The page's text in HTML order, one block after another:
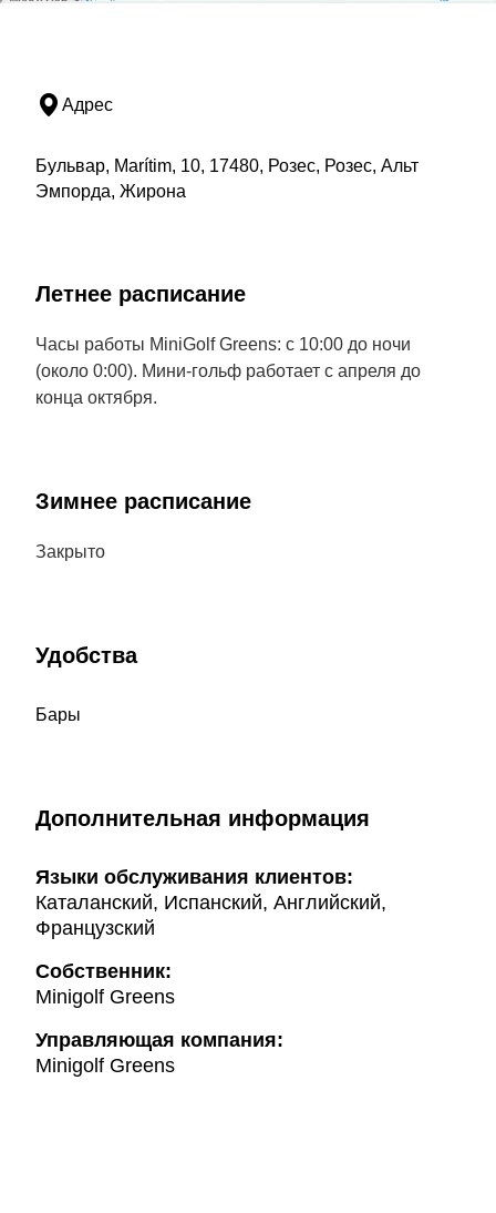
Адрес
Бульвар, Marítim, 10, 17480, Розес, Розес, Альт
Эмпорда, Жирона
Летнее расписание
Часы работы MiniGolf Greens: с 10:00 до ночи
(около 0:00). Мини-гольф работает с апреля до
конца октября.
Зимнее расписание
Закрыто
Удобства
Бары
Дополнительная информация
Языки обслуживания клиентов:
Каталанский, Испанский, Английский,
Французский
Собственник:
Minigolf Greens
Управляющая компания:
Minigolf Greens